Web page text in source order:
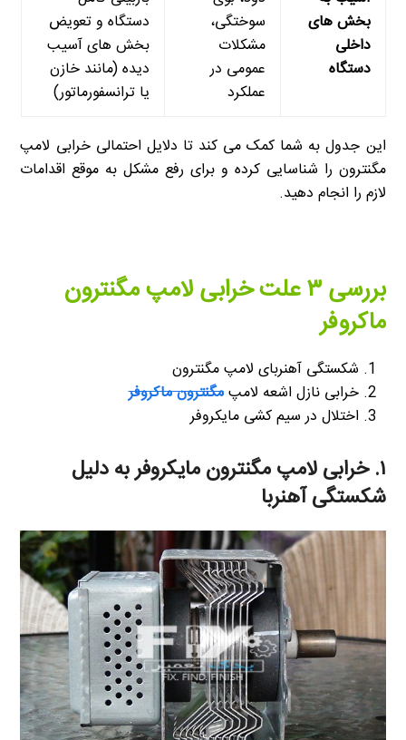
بخش های
داخلی
دستگاه
سوختگی،
مشکلات
عمومی در
عملکرد
دستگاه و تعویض
بخش های آسیب
دیده (مانند خازن
یا ترانسفورماتور)
این جدول به شما کمک می کند تا دلایل احتمالی خرابی لامپ
مگنترون را شناسایی کرده و برای رفع مشکل به موقع اقدامات
لازم را انجام دهید.
بررسی ۳ علت خرابی لامپ مگنترون
ماکروفر
شکستگی آهنربای لامپ مگنترون
خرابی نازل اشعه لامپمگنترون ماکروفر
اختلال در سیم کشی مایکروفر
۱. خرابی لامپ مگنترون مایکروفر به دلیل
شکستگی آهنربا